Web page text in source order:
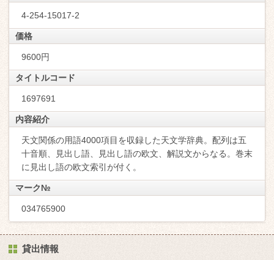
4-254-15017-2
価格
9600円
タイトルコード
1697691
内容紹介
天文関係の用語4000項目を収録した天文学辞典。配列は五
十音順、見出し語、見出し語の欧文、解説文からなる。巻末
に見出し語の欧文索引が付く。
マーク№
034765900
貸出情報